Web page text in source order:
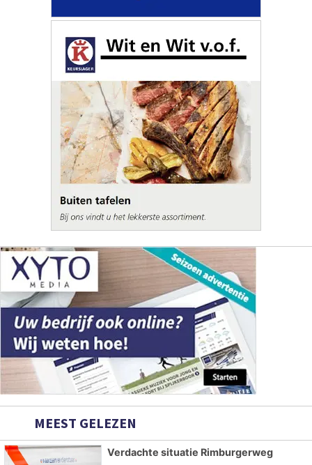
MEEST GELEZEN
Verdachte situatie Rimburgerweg